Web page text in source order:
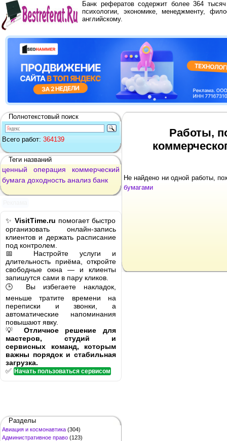
Банк рефератов содержит более 364
психологии, экономике, менеджменту,
английскому.
Полнотекстовый поиск
Всего работ: 364139
Теги названий
ценный операция
коммерческий
бумага доходность анализ банк
✨ VisitTime.ru помогает быстро
организовать онлайн-запись
клиентов и держать расписание
под контролем.
📅 Настройте услуги и
длительность приёма, откройте
свободные окна — и клиенты
запишутся сами в пару кликов.
🕒 Вы избегаете накладок,
меньше тратите времени на
переписки и звонки, а
автоматические напоминания
повышают явку.
💡 Отличное решение для
мастеров, студий и
сервисных команд, которым
важны порядок и стабильная
загрузка.
✅ Начать пользоваться сервисом
Разделы
Авиация и космонавтика (304)
Административное право (123)
Работы,
Не найдено ни одной работы,
бумагами